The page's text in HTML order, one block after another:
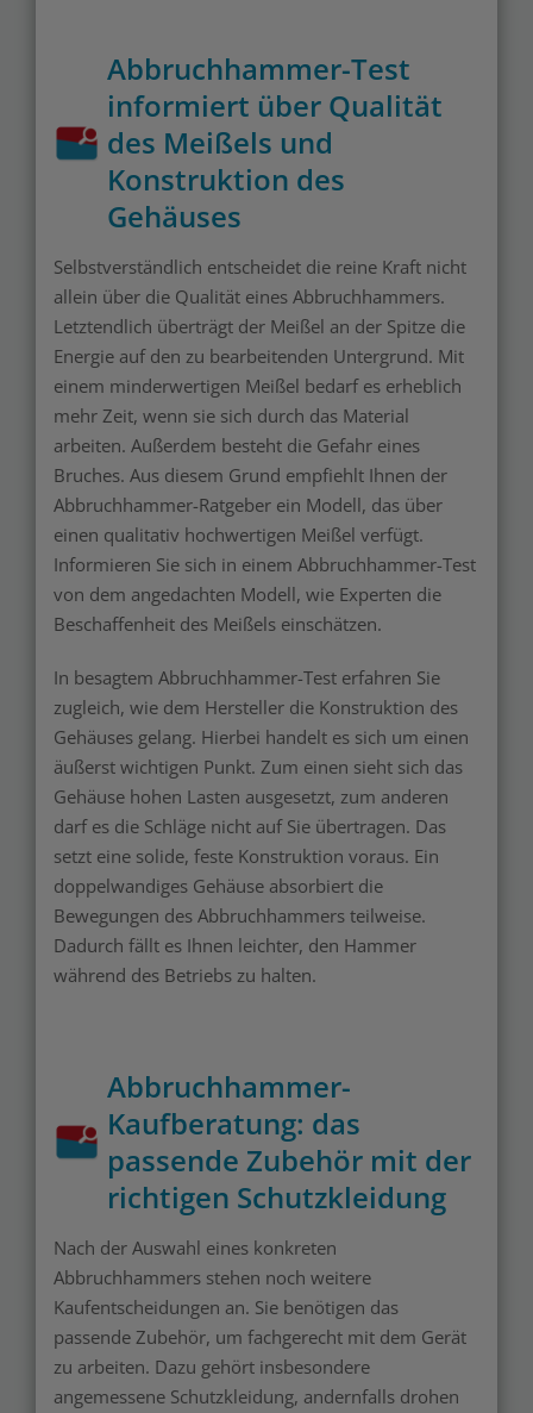
Abbruchhammer-Test
informiert über Qualität
des Meißels und
Konstruktion des
Gehäuses
Selbstverständlich entscheidet die reine Kraft nicht
allein über die Qualität eines Abbruchhammers.
Letztendlich überträgt der Meißel an der Spitze die
Energie auf den zu bearbeitenden Untergrund. Mit
einem minderwertigen Meißel bedarf es erheblich
mehr Zeit, wenn sie sich durch das Material
arbeiten. Außerdem besteht die Gefahr eines
Bruches. Aus diesem Grund empfiehlt Ihnen der
Abbruchhammer-Ratgeber ein Modell, das über
einen qualitativ hochwertigen Meißel verfügt.
Informieren Sie sich in einem Abbruchhammer-Test
von dem angedachten Modell, wie Experten die
Beschaffenheit des Meißels einschätzen.
In besagtem Abbruchhammer-Test erfahren Sie
zugleich, wie dem Hersteller die Konstruktion des
Gehäuses gelang. Hierbei handelt es sich um einen
äußerst wichtigen Punkt. Zum einen sieht sich das
Gehäuse hohen Lasten ausgesetzt, zum anderen
darf es die Schläge nicht auf Sie übertragen. Das
setzt eine solide, feste Konstruktion voraus. Ein
doppelwandiges Gehäuse absorbiert die
Bewegungen des Abbruchhammers teilweise.
Dadurch fällt es Ihnen leichter, den Hammer
während des Betriebs zu halten.
Abbruchhammer-
Kaufberatung: das
passende Zubehör mit der
richtigen Schutzkleidung
Nach der Auswahl eines konkreten
Abbruchhammers stehen noch weitere
Kaufentscheidungen an. Sie benötigen das
passende Zubehör, um fachgerecht mit dem Gerät
zu arbeiten. Dazu gehört insbesondere
angemessene Schutzkleidung, andernfalls drohen